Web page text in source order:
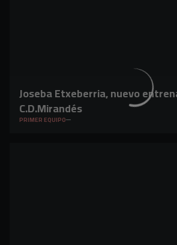
Joseba Etxeberria, nuevo
C.D.Mirandés
PRIMER EQUIPO